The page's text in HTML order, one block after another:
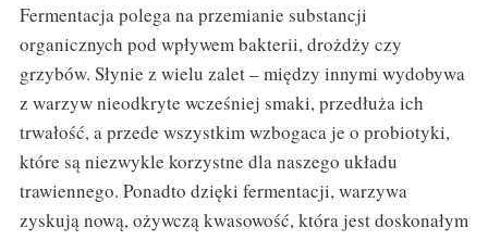
Fermentacja polega na przemianie substancji
organicznych pod wpływem bakterii, drożdży czy
grzybów. Słynie z wielu zalet – między innymi wydobywa
z warzyw nieodkryte wcześniej smaki, przedłuża ich
trwałość, a przede wszystkim wzbogaca je o probiotyki,
które są niezwykle korzystne dla naszego układu
trawiennego. Ponadto dzięki fermentacji, warzywa
zyskują nową, ożywczą kwasowość, która jest doskonałym